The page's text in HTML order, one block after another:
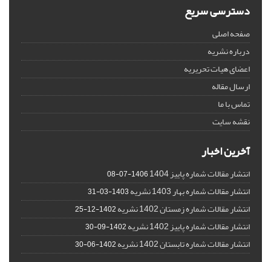
دسترسی سریع
صفحه اصلی
درباره نشریه
اعضای هیات تحریریه
ارسال مقاله
تماس با ما
نقشه سایت
آخرین اخبار
انتشار مقالات شماره پاییز 1404 1406-07-08
انتشار مقالات شماره بهار 1403 نشریه 1403-03-31
انتشار مقالات شماره زمستان 1402 نشریه 1402-12-25
انتشار مقالات شماره پاییز 1402 نشریه 1402-09-30
انتشار مقالات شماره تابستان 1402 نشریه 1402-06-30